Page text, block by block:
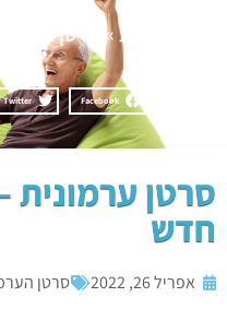
דף הבית» סרטן
Facebook
Twitter
סרטן ערמונית
חדש
אפריל 26, 2022 סרטן